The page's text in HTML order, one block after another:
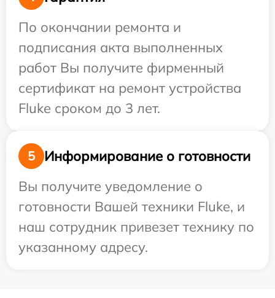
По окончании ремонта и
подписания акта выполненных
работ Вы получите фирменный
сертификат на ремонт устройства
Fluke сроком до 3 лет.
5
Информирование о готовности
Вы получите уведомление о
готовности Вашей техники Fluke, и
наш сотрудник привезет технику по
указанному адресу.